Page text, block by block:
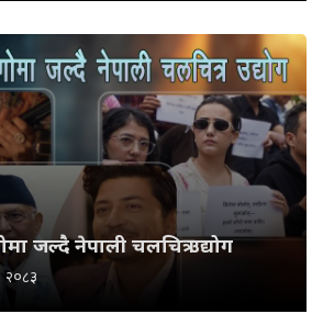
जल्दै नेपाली चलचित्र उद्योग